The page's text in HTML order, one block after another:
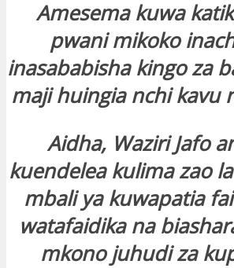
Amesema kuwa
pwani mikoko
inasababisha kingo za
maji huingia nchi kavu
Aidha, Waziri Jafo
kuendelea kulima zao
mbali ya kuwapatia
watafaidika na
mkono juhudi za